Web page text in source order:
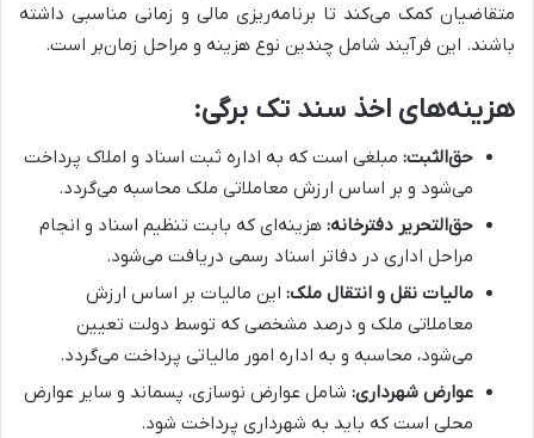
متقاضیان کمک می‌کند تا برنامه‌ریزی مالی و زمانی مناسبی داشته
باشند. این فرآیند شامل چندین نوع هزینه و مراحل زمان‌بر است.
هزینه‌های اخذ سند تک برگی:
حق‌الثبت: مبلغی است که به اداره ثبت اسناد و املاک پرداخت
می‌شود و بر اساس ارزش معاملاتی ملک محاسبه می‌گردد.
حق‌التحریر دفترخانه: هزینه‌ای که بابت تنظیم اسناد و انجام
مراحل اداری در دفاتر اسناد رسمی دریافت می‌شود.
مالیات نقل و انتقال ملک: این مالیات بر اساس ارزش
معاملاتی ملک و درصد مشخصی که توسط دولت تعیین
می‌شود، محاسبه و به اداره امور مالیاتی پرداخت می‌گردد.
عوارض شهرداری: شامل عوارض نوسازی، پسماند و سایر عوارض
محلی است که باید به شهرداری پرداخت شود.